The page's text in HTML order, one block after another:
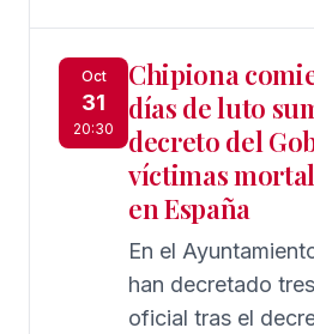
Oct
31
20:30
Chipiona
días de luto
decreto del
víctimas
en España
En el
han decretado
oficial tras el